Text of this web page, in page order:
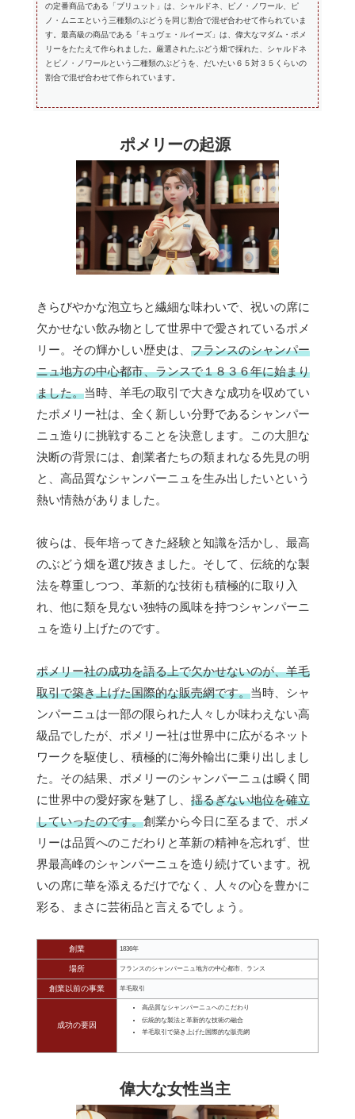
の定番商品である「ブリュット」は、シャルドネ、ピノ・ノワール、ピ
ノ・ムニエという三種類のぶどうを同じ割合で混ぜ合わせて作られていま
す。最高級の商品である「キュヴェ・ルイーズ」は、偉大なマダム・ポメ
リーをたたえて作られました。厳選されたぶどう畑で採れた、シャルドネ
とピノ・ノワールという二種類のぶどうを、だいたい６５対３５くらいの
割合で混ぜ合わせて作られています。
ポメリーの起源
きらびやかな泡立ちと繊細な味わいで、祝いの席に
欠かせない飲み物として世界中で愛されているポメ
リー。その輝かしい歴史は、 フランスのシャンパー
ニュ地方の中心都市、ランスで１８３６年に始まり
ました。当時、羊毛の取引で大きな成功を収めてい
たポメリー社は、全く新しい分野であるシャンパー
ニュ造りに挑戦することを決意します。この大胆な
決断の背景には、創業者たちの類まれなる先見の明
と、高品質なシャンパーニュを生み出したいという
熱い情熱がありました。
彼らは、長年培ってきた経験と知識を活かし、最高
のぶどう畑を選び抜きました。そして、伝統的な製
法を尊重しつつ、革新的な技術も積極的に取り入
れ、他に類を見ない独特の風味を持つシャンパーニ
ュを造り上げたのです。
ポメリー社の成功を語る上で欠かせないのが、羊毛
取引で築き上げた国際的な販売網です。当時、シャ
ンパーニュは一部の限られた人々しか味わえない高
級品でしたが、ポメリー社は世界中に広がるネット
ワークを駆使し、積極的に海外輸出に乗り出しまし
た。その結果、ポメリーのシャンパーニュは瞬く間
に世界中の愛好家を魅了し、 揺るぎない地位を確立
していったのです。創業から今日に至るまで、ポメ
リーは品質へのこだわりと革新の精神を忘れず、世
界最高峰のシャンパーニュを造り続けています。祝
いの席に華を添えるだけでなく、人々の心を豊かに
彩る、まさに芸術品と言えるでしょう。
創業 1836年
場所 フランスのシャンパーニュ地方の中心都市、ランス
創業以前の事業 羊毛取引
成功の要因
高品質なシャンパーニュへのこだわり
伝統的な製法と革新的な技術の融合
羊毛取引で築き上げた国際的な販売網
偉大な女性当主